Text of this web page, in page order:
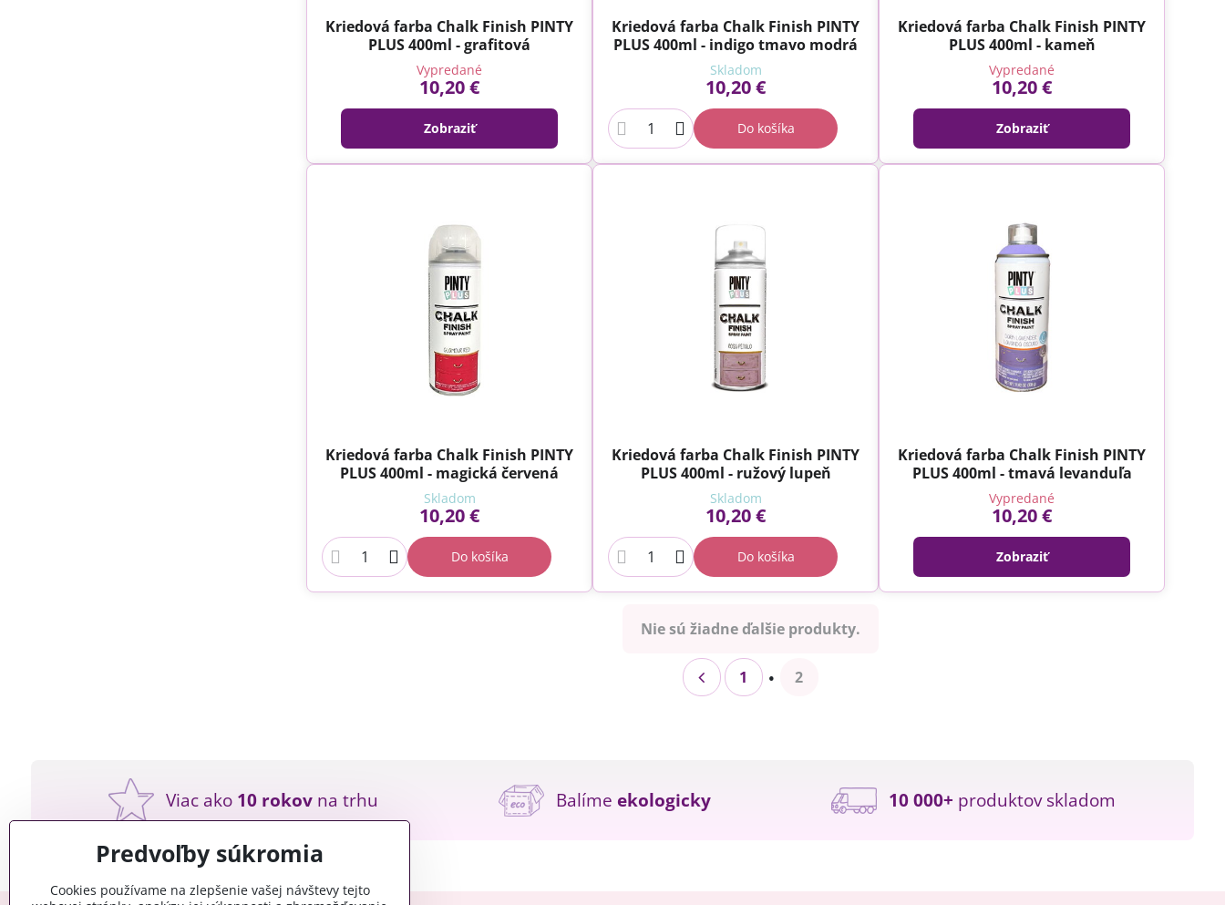
Kriedová farba Chalk Finish PINTY
PLUS 400ml - grafitová
Vypredané
10,20 €
Zobraziť
Kriedová farba Chalk Finish PINTY
PLUS 400ml - indigo tmavo modrá
Skladom
10,20 €
Do košíka
Kriedová farba Chalk Finish PINTY
PLUS 400ml - kameň
Vypredané
10,20 €
Zobraziť
Kriedová farba Chalk Finish PINTY
PLUS 400ml - magická červená
Skladom
10,20 €
Do košíka
Kriedová farba Chalk Finish PINTY
PLUS 400ml - ružový lupeň
Skladom
10,20 €
Do košíka
Kriedová farba Chalk Finish PINTY
PLUS 400ml - tmavá levanduľa
Vypredané
10,20 €
Zobraziť
Nie sú žiadne ďalšie produkty.
1 2
Viac ako 10 rokov na trhu Balíme ekologicky 10 000+ produktov skladom
Predvoľby súkromia
Cookies používame na zlepšenie vašej návštevy tejto